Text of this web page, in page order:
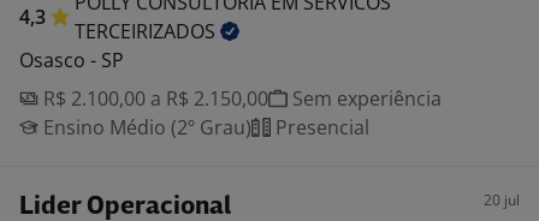
4,3
TERCEIRIZADOS
Osasco - SP
R$ 2.100,00 a R$ 2.150,00
Sem experiência
Ensino Médio (2º Grau)
Presencial
Lider Operacional 20 jul